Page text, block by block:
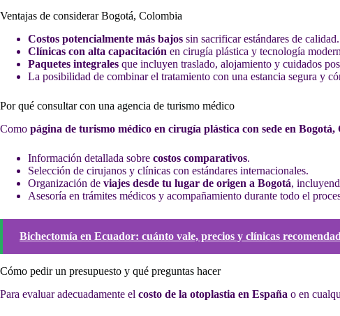
Ventajas de considerar Bogotá, Colombia
Costos potencialmente más bajos sin sacrificar estándares de calidad.
Clínicas con alta capacitación en cirugía plástica y tecnología
Paquetes integrales que incluyen traslado, alojamiento y cuidados
La posibilidad de combinar el tratamiento con una estancia segura y
Por qué consultar con una agencia de turismo médico
Como página de turismo médico en cirugía plástica con sede en Bogotá,
Información detallada sobre costos comparativos.
Selección de cirujanos y clínicas con estándares internacionales.
Organización de viajes desde tu lugar de origen a Bogotá,
Asesoría en trámites médicos y acompañamiento durante todo el
Bichectomía en Ecuador: cuánto vale, precios y clínicas
Cómo pedir un presupuesto y qué preguntas hacer
Para evaluar adecuadamente el costo de la otoplastia en España o en